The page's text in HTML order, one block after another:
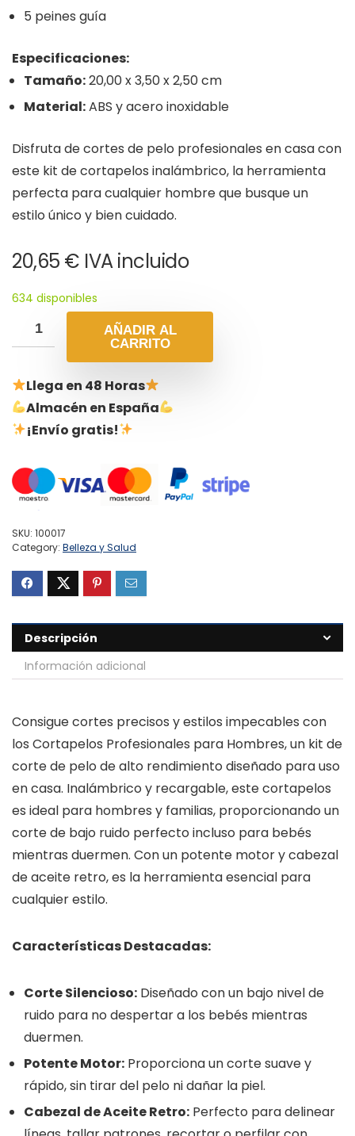
5 peines guía
Especificaciones:
Tamaño:20,00 x 3,50 x 2,50 cm
Material:ABS y acero inoxidable
Disfruta de cortes de pelo profesionales en casa con
este kit de cortapelos inalámbrico, la herramienta
perfecta para cualquier hombre que busque un
estilo único y bien cuidado.
20,65 € IVA incluido
634 disponibles
AÑADIR AL
CARRITO
Llega en 48 Horas
Almacén en España
¡Envío gratis!
SKU: 100017
Category: Belleza y Salud
Descripción
Información adicional
Consigue cortes precisos y estilos impecables con
los Cortapelos Profesionales para Hombres, un kit de
corte de pelo de alto rendimiento diseñado para uso
en casa. Inalámbrico y recargable, este cortapelos
es ideal para hombres y familias, proporcionando un
corte de bajo ruido perfecto incluso para bebés
mientras duermen. Con un potente motor y cabezal
de aceite retro, es la herramienta esencial para
cualquier estilo.
Características Destacadas:
Corte Silencioso: Diseñado con un bajo nivel de
ruido para no despertar a los bebés mientras
duermen.
Potente Motor: Proporciona un corte suave y
rápido, sin tirar del pelo ni dañar la piel.
Cabezal de Aceite Retro: Perfecto para delinear